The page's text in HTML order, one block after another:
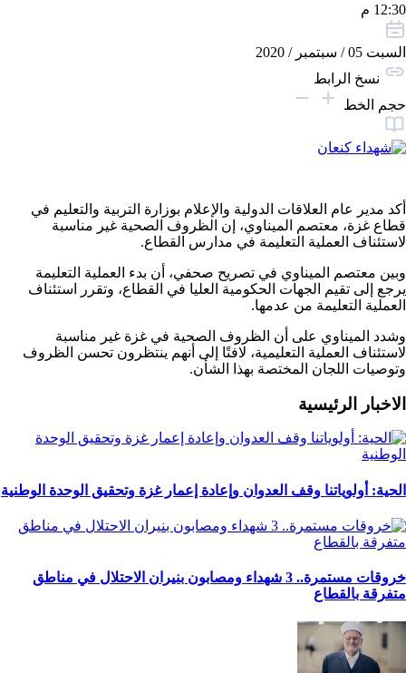
12:30 م
السبت 05 / سبتمبر / 2020
نسخ الرابط
حجم الخط
أكد مدير عام العلاقات الدولية والإعلام بوزارة التربية والتعليم في
قطاع غزة، معتصم الميناوي، إن الظروف الصحية غير مناسبة
لاستئناف العملية التعليمة في مدارس القطاع.
وبين معتصم الميناوي في تصريح صحفي، أن بدء العملية التعليمة
يرجع إلى تقيم الجهات الحكومية العليا في القطاع، وتقرر استئناف
العملية التعليمة من عدمها.
وشدد الميناوي على أن الظروف الصحية في غزة غير مناسبة
لاستئناف العملية التعليمية، لافتًا إلى أنهم ينتظرون تحسن الظروف
وتوصيات اللجان المختصة بهذا الشأن.
الاخبار الرئيسية
الحية: أولوياتنا وقف العدوان وإعادة إعمار غزة وتحقيق الوحدة الوطنية
خروقات مستمرة.. 3 شهداء ومصابون بنيران الاحتلال في مناطق
متفرقة بالقطاع